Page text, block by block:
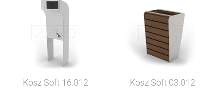
Kosz Soft 16.012 Kosz Soft 03.012